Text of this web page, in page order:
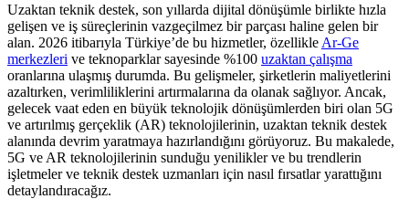
Uzaktan teknik destek, son yıllarda dijital dönüşümle birlikte hızla
gelişen ve iş süreçlerinin vazgeçilmez bir parçası haline gelen bir
alan. 2026 itibarıyla Türkiye’de bu hizmetler, özellikle Ar-Ge
merkezleri ve teknoparklar sayesinde %100 uzaktan çalışma
oranlarına ulaşmış durumda. Bu gelişmeler, şirketlerin maliyetlerini
azaltırken, verimliliklerini artırmalarına da olanak sağlıyor. Ancak,
gelecek vaat eden en büyük teknolojik dönüşümlerden biri olan 5G
ve artırılmış gerçeklik (AR) teknolojilerinin, uzaktan teknik destek
alanında devrim yaratmaya hazırlandığını görüyoruz. Bu makalede,
5G ve AR teknolojilerinin sunduğu yenilikler ve bu trendlerin
işletmeler ve teknik destek uzmanları için nasıl fırsatlar yarattığını
detaylandıracağız.